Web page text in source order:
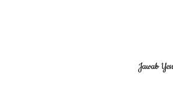
Jawab